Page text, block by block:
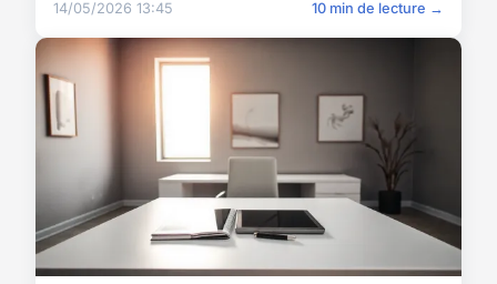
14/05/2026 13:45 10 min de lecture →